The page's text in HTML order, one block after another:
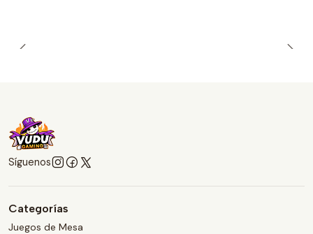
Síguenos
Categorías
Juegos de Mesa